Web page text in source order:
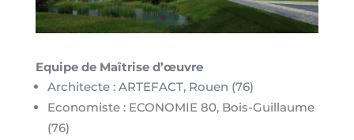
Equipe de Maîtrise d’œuvre
Architecte : ARTEFACT, Rouen (76)
Economiste : ECONOMIE 80, Bois-Guillaume
(76)